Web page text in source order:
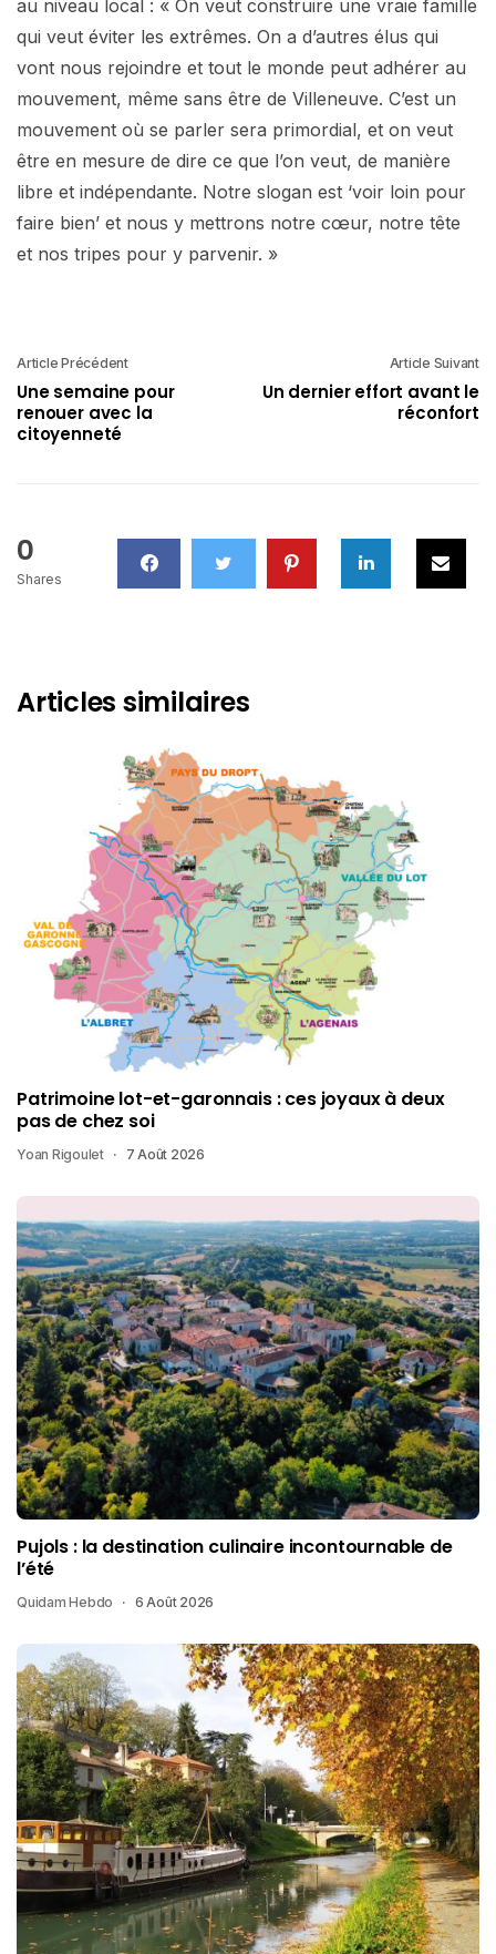
au niveau local : « On veut construire une vraie famille
qui veut éviter les extrêmes. On a d’autres élus qui
vont nous rejoindre et tout le monde peut adhérer au
mouvement, même sans être de Villeneuve. C’est un
mouvement où se parler sera primordial, et on veut
être en mesure de dire ce que l’on veut, de manière
libre et indépendante. Notre slogan est ‘voir loin pour
faire bien’ et nous y mettrons notre cœur, notre tête
et nos tripes pour y parvenir. »
Article Précédent
Une semaine pour
renouer avec la
citoyenneté
Article Suivant
Un dernier effort avant le
réconfort
0
Shares
Articles similaires
Patrimoine lot-et-garonnais : ces joyaux à deux
pas de chez soi
Yoan Rigoulet 7 Août 2026
Pujols : la destination culinaire incontournable de
l’été
Quidam Hebdo 6 Août 2026